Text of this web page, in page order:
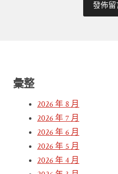
彙整
2026 年 8 月
2026 年 7 月
2026 年 6 月
2026 年 5 月
2026 年 4 月